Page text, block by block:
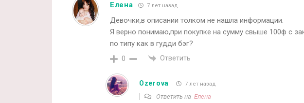
Елена 7 лет назад
Девочки,в описании толком не нашла информации.
Я верно понимаю,при покупке на сумму свыше 100ф с
по типу как в гудди бэг?
0 Ответить
Ozerova 7 лет назад
Ответить на Елена